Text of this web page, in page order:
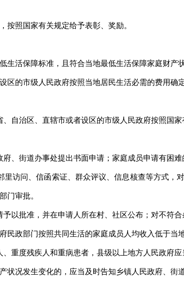
照国家有关规定给予表彰、奖励。
活保障标准，且符合当地最低生活保障家庭财产
区的市级人民政府按照当地居民生活必需的费用确
自治区、直辖市或者设区的市级人民政府按照国家
、街道办事处提出书面申请；家庭成员申请有困
访问、信函索证、群众评议、信息核查等方式，
门审批。
以批准，并在申请人所在村、社区公布；对不符
政部门按照共同生活的家庭成员人均收入低于当
重度残疾人和重病患者，县级以上地方人民政府应
况发生变化的，应当及时告知乡镇人民政府、街道